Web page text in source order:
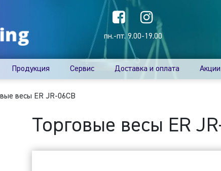
пн.-пт. 9.00-19.00
Продукция Сервис Доставка и оплата Акции
весы ER JR-06CB
Торговые весы ER